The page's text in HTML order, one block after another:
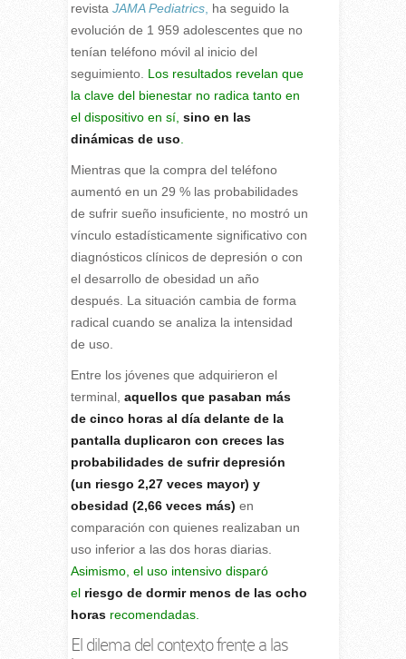
revista JAMA Pediatrics, ha seguido la
evolución de 1 959 adolescentes que no
tenían teléfono móvil al inicio del
seguimiento. Los resultados revelan que
la clave del bienestar no radica tanto en
el dispositivo en sí, sino en las
dinámicas de uso
Mientras que la compra del teléfono
aumentó en un 29 % las probabilidades
de sufrir sueño insuficiente, no mostró un
vínculo estadísticamente significativo con
diagnósticos clínicos de depresión o con
el desarrollo de obesidad un año
después. La situación cambia de forma
radical cuando se analiza la intensidad
de uso.
Entre los jóvenes que adquirieron el
terminal, aquellos que pasaban más
de cinco horas al día delante de la
pantalla duplicaron con creces las
probabilidades de sufrir depresión
(un riesgo 2,27 veces mayor) y
obesidad (2,66 veces más) en
comparación con quienes realizaban un
uso inferior a las dos horas diarias.
Asimismo, el uso intensivo disparó
el riesgo de dormir menos de las ocho
horasrecomendadas.
El dilema del contexto frente a las